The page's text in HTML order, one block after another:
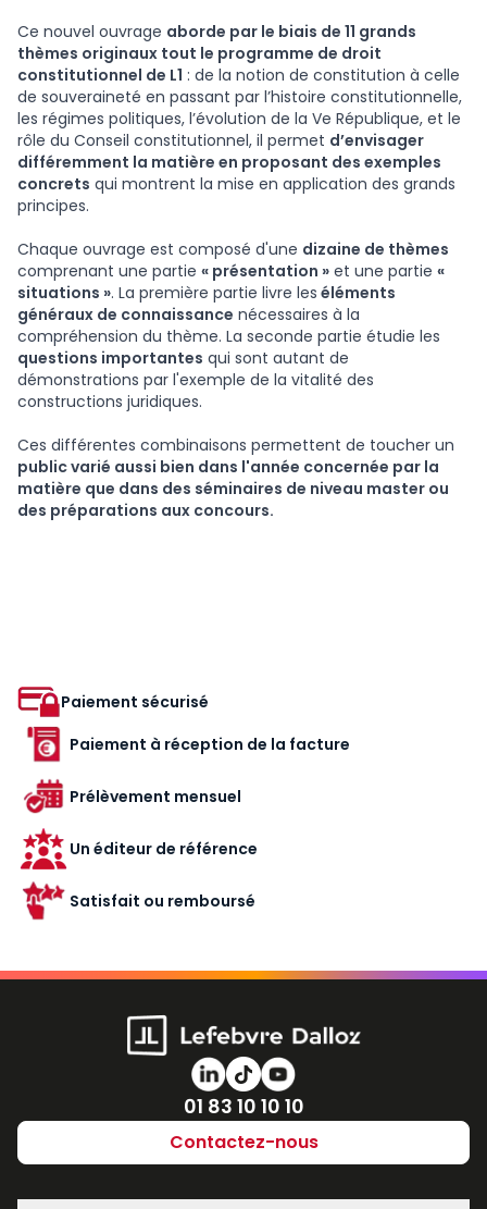
Ce nouvel ouvrage aborde par le biais de 11 grands
thèmes originaux tout le programme de droit
constitutionnel de L1 : de la notion de constitution à celle
de souveraineté en passant par l’histoire constitutionnelle,
les régimes politiques, l’évolution de la Ve République, et le
rôle du Conseil constitutionnel, il permet d’envisager
différemment la matière en proposant des exemples
concrets qui montrent la mise en application des grands
principes.
Chaque ouvrage est composé d'une dizaine de thèmes
comprenant une partie « présentation » et une partie «
situations ». La première partie livre les éléments
généraux de connaissance nécessaires à la
compréhension du thème. La seconde partie étudie les
questions importantes qui sont autant de
démonstrations par l'exemple de la vitalité des
constructions juridiques.
Ces différentes combinaisons permettent de toucher un
public varié aussi bien dans l'année concernée par la
matière que dans des séminaires de niveau master ou
des préparations aux concours.
Paiement sécurisé
Paiement à réception de la facture
Prélèvement mensuel
Un éditeur de référence
Satisfait ou remboursé
Numéro de téléphone
01 83 10 10 10
Contactez-nous